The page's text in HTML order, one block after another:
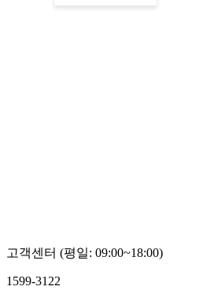
고객센터 (평일: 09:00~18:00)
1599-3122